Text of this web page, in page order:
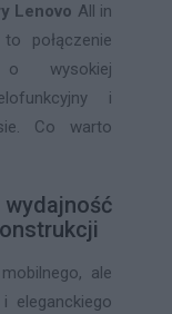
Lenovo All in
połączenie
wysokiej
i
Co warto
ale
eleganckiego